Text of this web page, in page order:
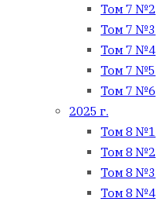
Том 7 №2
Том 7 №3
Том 7 №4
Том 7 №5
Том 7 №6
2025 г.
Том 8 №1
Том 8 №2
Том 8 №3
Том 8 №4